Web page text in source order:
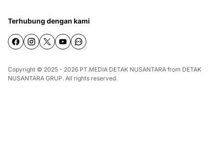
Terhubung dengan kami
Copyright © 2025 - 2026 PT.MEDIA DETAK NUSANTARA from DETAK
NUSANTARA GRUP. All rights reserved.